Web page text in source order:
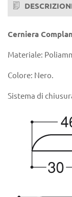
Cerniera
Materiale:
Colore: Nero.
Sistema di